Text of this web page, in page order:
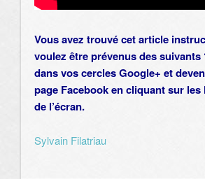
Vous avez trouvé cet article
voulez être prévenus des
dans vos cercles Google+ et
page Facebook en cliquant sur les
de l’écran.
Sylvain Filatriau